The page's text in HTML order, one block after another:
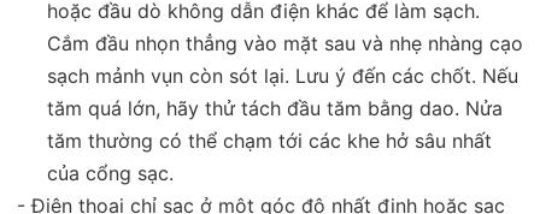
hoặc đầu dò không dẫn điện khác để làm sạch.
Cắm đầu nhọn thẳng vào mặt sau và nhẹ nhàng cạo
sạch mảnh vụn còn sót lại. Lưu ý đến các chốt. Nếu
tăm quá lớn, hãy thử tách đầu tăm bằng dao. Nửa
tăm thường có thể chạm tới các khe hở sâu nhất
của cổng sạc.
- Điện thoại chỉ sạc ở một góc độ nhất định hoặc sạc